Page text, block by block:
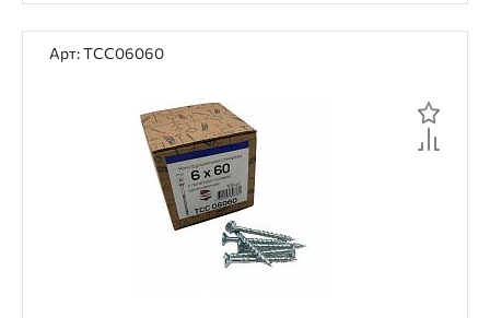
Арт: TCC06060